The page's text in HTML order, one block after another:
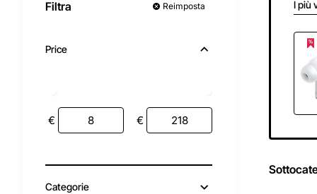
Filtra Reimposta
Price
€ €
Categorie
I più